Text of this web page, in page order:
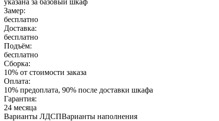
Замер:
бесплатно
Доставка:
бесплатно
Подъём:
бесплатно
Сборка:
10% от стоимости заказа
Оплата:
10% предоплата, 90% после доставки шкафа
Гарантия:
24 месяца
Варианты ЛДСПВарианты наполнения